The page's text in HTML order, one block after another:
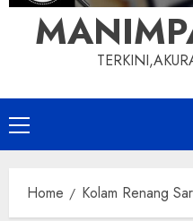
Primary
Menu
Home Kolam Renang